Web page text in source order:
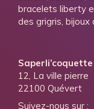
bracelets liberty
des grigris,
Saperli’coquette
12, La ville pierre
22100 Quévert
Suivez-nous sur :